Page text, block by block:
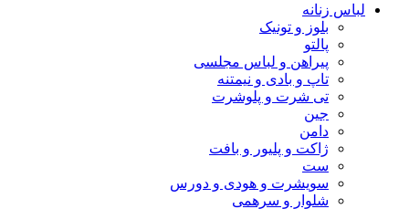
لباس زنانه
بلوز و تونیک
پالتو
پیراهن و لباس مجلسی
تاپ و بادی و نیمتنه
تی شرت و پلوشرت
جین
دامن
ژاکت و پلیور و بافت
ست
سویشرت و هودی و دورس
شلوار و سرهمی